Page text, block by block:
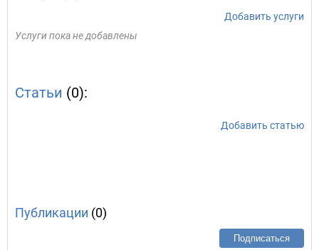
Добавить услуги
Услуги пока не добавлены
Статьи (0):
Добавить статью
Публикации (0)
Подписаться